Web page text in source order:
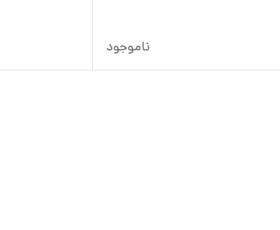
ناموجود